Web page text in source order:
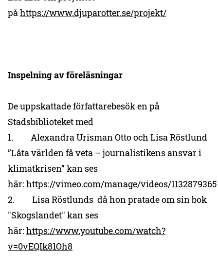
påhttps://www.djuparotter.se/projekt/
Inspelning av föreläsningar
De uppskattade författarebesök en på
Stadsbiblioteket med
1. Alexandra Urisman Otto och Lisa Röstlund
”Låta världen få veta – journalistikens ansvar i
klimatkrisen” kan ses
här: https://vimeo.com/manage/videos/1132879365
2. Lisa Röstlunds då hon pratade om sin bok
"Skogslandet" kan ses
här: https://www.youtube.com/watch?
v=0vEQIk81Oh8